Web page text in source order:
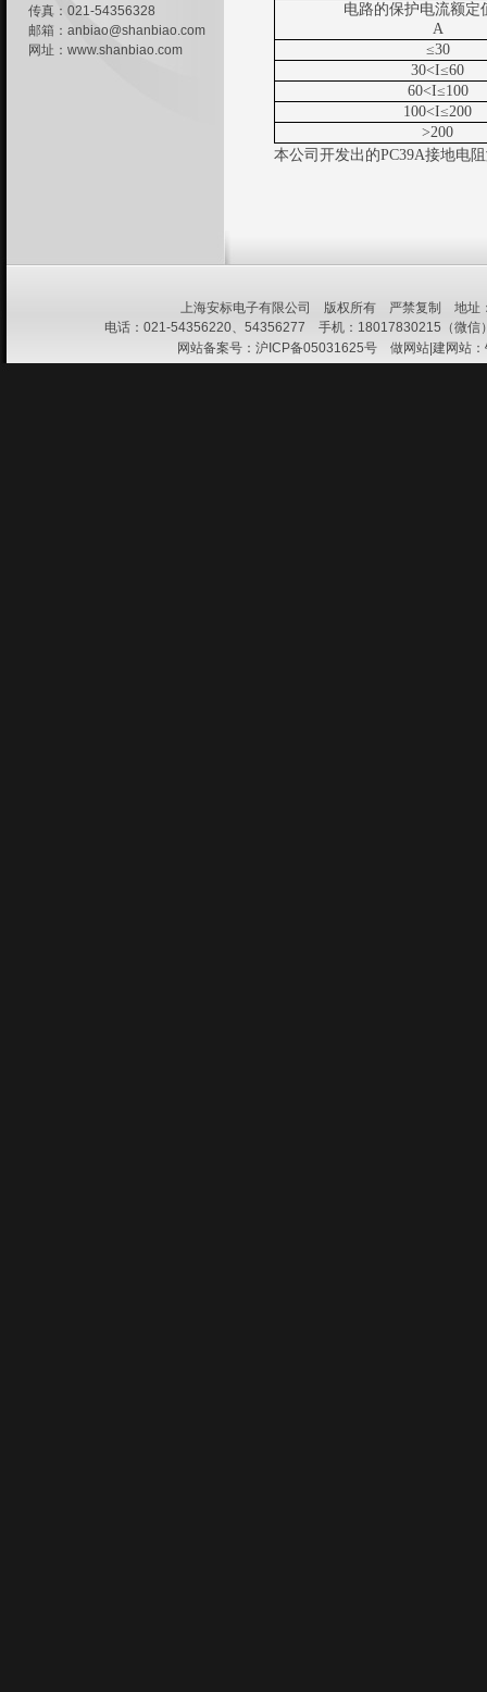
传真：021-54356328
邮箱： anbiao@shanbiao.com
网址： www.shanbiao.com
电路的保护电流额定
A
≤30
30<I≤60
60<I≤100
100<I≤200
>200
本公司开发出的PC39A接地电
上海安标电子有限公司 版权所有 严禁复制 地址
电话：021-54356220、54356277 手机：18017830215（微
网站备案号： 沪ICP备05031625号做网站|建网站：